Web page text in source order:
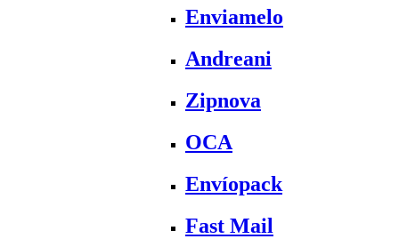
Enviamelo
Andreani
Zipnova
OCA
Envíopack
Fast Mail